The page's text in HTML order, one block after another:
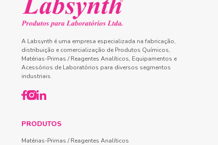
A Labsynth é uma empresa especializada na fabricação,
distribuição e comercialização de Produtos Químicos,
Matérias-Primas / Reagentes Analíticos, Equipamentos e
Acessórios de Laboratórios para diversos segmentos
industriais.
PRODUTOS
Matérias-Primas / Reagentes Analíticos